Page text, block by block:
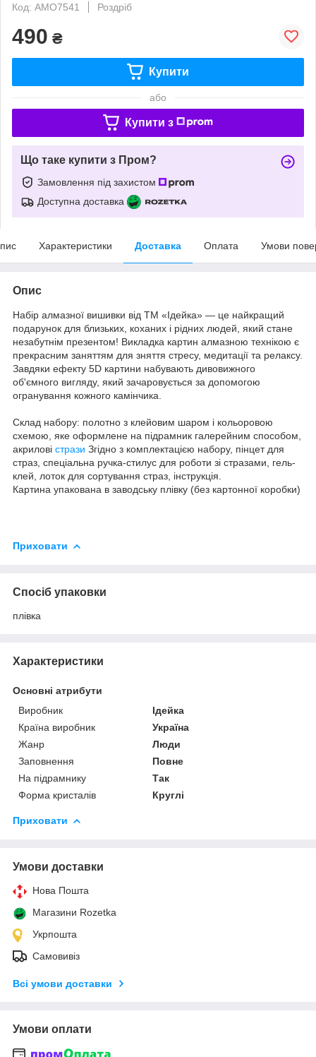
Код: АМО7541
Роздріб
490 ₴
Купити
або
Купити з
Що таке купити з Пром?
Замовлення під захистом
Доступна доставка
Характеристики Доставка Оплата Умови
Опис
Набір алмазної вишивки від ТМ «Ідейка» — це найкращий
подарунок для близьких, коханих і рідних людей, який стане
незабутнім презентом! Викладка картин алмазною технікою є
прекрасним заняттям для зняття стресу, медитації та релаксу.
Завдяки ефекту 5D картини набувають дивовижного
об'ємного вигляду, який зачаровується за допомогою
огранування кожного камінчика.
Склад набору: полотно з клейовим шаром і кольоровою
схемою, яке оформлене на підрамник галерейним способом,
акрилові стрази Згідно з комплектацією набору, пінцет для
страз, спеціальна ручка-стилус для роботи зі стразами, гель-
клей, лоток для сортування страз, інструкція.
Картина упакована в заводську плівку (без картонної коробки)
Приховати
Спосіб упаковки
плівка
Характеристики
Основні атрибути
Виробник
Ідейка
Країна виробник
Україна
Жанр
Люди
Заповнення
Повне
На підрамнику
Так
Форма кристалів
Круглі
Приховати
Умови доставки
Нова Пошта
Магазини Rozetka
Укрпошта
Самовивіз
Всі умови доставки
Умови оплати